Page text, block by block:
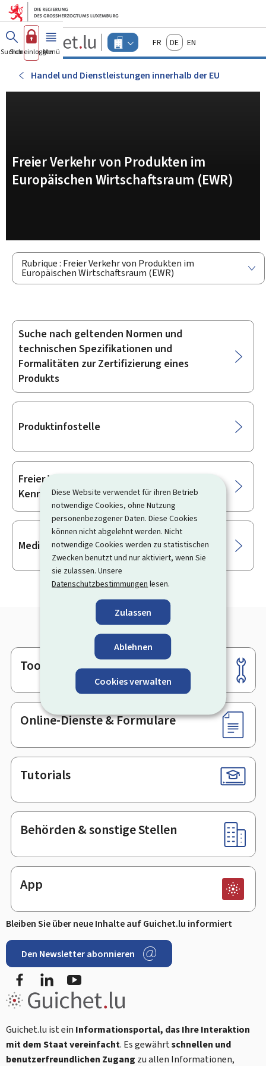
Diese Website verwendet für ihren Betrieb
notwendige Cookies, ohne Nutzung
personenbezogener Daten. Diese Cookies
können nicht abgelehnt werden. Nicht
notwendige Cookies werden zu statistischen
Zwecken benutzt und nur aktiviert, wenn Sie
sie zulassen. Unsere
Datenschutzbestimmungen lesen.
Zulassen
Ablehnen
Cookies verwalten
Zum Hauptmenü
Zum Inhalt
Guichet.lu
Changer
d'espace
Menu
unternehmen
FrançaisDeutschEnglish
Suchen
Sich einloggen
Menü Haupt-
Handel und Dienstleistungen innerhalb der EU
Freier Verkehr von Produkten im
Europäischen Wirtschaftsraum (EWR)
Rubrique : Freier Verkehr von Produkten im
Europäischen Wirtschaftsraum (EWR)
Unterrubriken
Suche nach geltenden Normen und
technischen Spezifikationen und
Formalitäten zur Zertifizierung eines
Produkts
Produktinfostelle
Freier Warenverkehr und CE-
Kennzeichnung
Medizinprodukte und CE-Kennzeichnung
Footer
Tools
Online-Dienste & Formulare
Tutorials
Behörden & sonstige Stellen
App
Bleiben Sie über neue Inhalte auf Guichet.lu informiert
Den Newsletter abonnieren
FacebookLinkedIn
Guichet.lu ist ein Informationsportal, das Ihre Interaktion
mit dem Staat vereinfacht. Es gewährtschnellen und
benutzerfreundlichen Zugang zu allen Informationen,